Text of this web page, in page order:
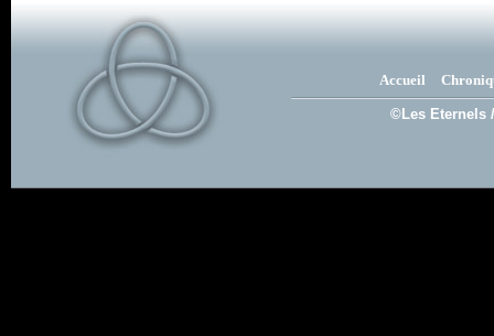
Accueil
©Les Eternels